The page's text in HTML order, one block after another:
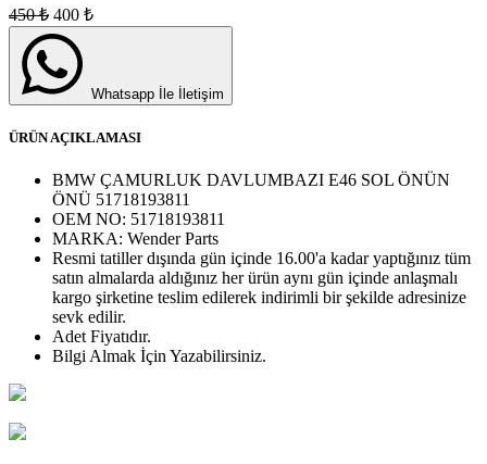
450₺ 400 ₺
Whatsapp İle İletişim
ÜRÜN AÇIKLAMASI
BMW ÇAMURLUK DAVLUMBAZI E46 SOL ÖNÜN
ÖNÜ 51718193811
OEM NO: 51718193811
MARKA: Wender Parts
Resmi tatiller dışında gün içinde 16.00'a kadar yaptığınız tüm
satın almalarda aldığınız her ürün aynı gün içinde anlaşmalı
kargo şirketine teslim edilerek indirimli bir şekilde adresinize
sevk edilir.
Adet Fiyatıdır.
Bilgi Almak İçin Yazabilirsiniz.